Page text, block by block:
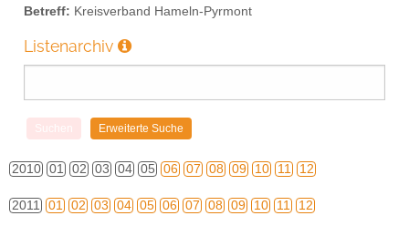
Betreff: Kreisverband Hameln-Pyrmont
Listenarchiv
2010 01 02 03 04 05 06 07 08 09 10 11 12
2011 01 02 03 04 05 06 07 08 09 10 11 12